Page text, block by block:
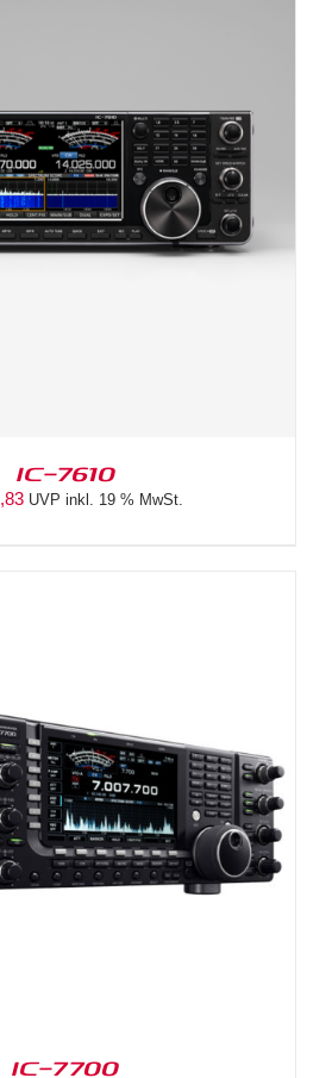
IC-7610
UVP inkl. 19 % MwSt.
IC-7700